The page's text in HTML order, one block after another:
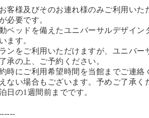
様及びそのお連れ様のみご利用いた
必要です。
ベッドを備えたユニバーサルデザイン
ます。
ンをご利用いただけますが、ユニバー
承の上、ご予約ください。
にご利用希望時間を当館までご連絡
い場合もございます。予めご了承く
の1週間前までです。